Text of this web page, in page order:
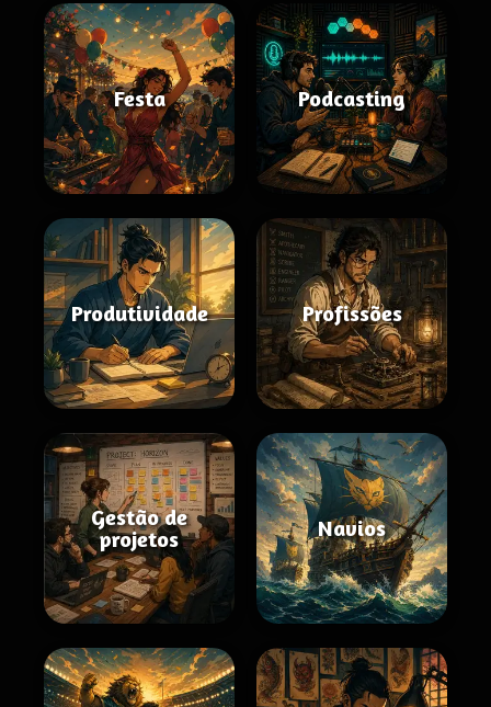
Festa Podcasting
Produtividade Profissões
Gestão de
projetos
Navios